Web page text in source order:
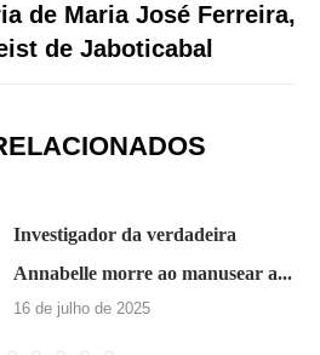
de Maria José Ferreira,
de Jaboticabal
Investigador da verdadeira
Annabelle morre ao manusear a...
16 de julho de 2025